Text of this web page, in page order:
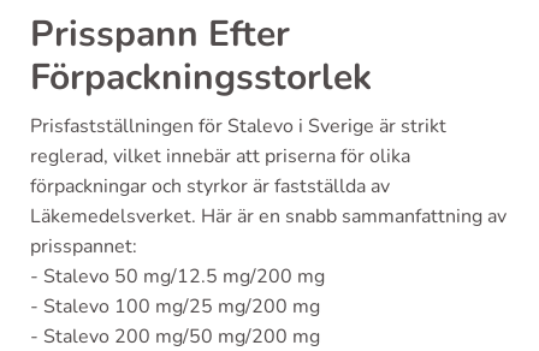
Prisspann Efter
Förpackningsstorlek
Prisfastställningen för Stalevo i Sverige är strikt
reglerad, vilket innebär att priserna för olika
förpackningar och styrkor är fastställda av
Läkemedelsverket. Här är en snabb sammanfattning av
prisspannet:
- Stalevo 50 mg/12.5 mg/200 mg
- Stalevo 100 mg/25 mg/200 mg
- Stalevo 200 mg/50 mg/200 mg